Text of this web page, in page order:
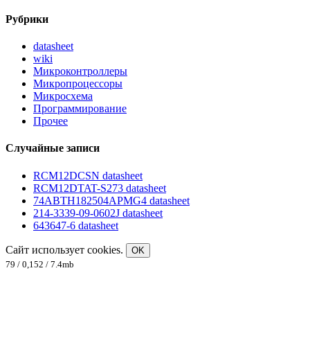
Рубрики
datasheet
wiki
Микроконтроллеры
Микропроцессоры
Микросхема
Программирование
Прочее
Случайные записи
RCM12DCSN datasheet
RCM12DTAT-S273 datasheet
74ABTH182504APMG4 datasheet
214-3339-09-0602J datasheet
643647-6 datasheet
Сайт использует cookies.
OK
79 / 0,152 / 7.4mb